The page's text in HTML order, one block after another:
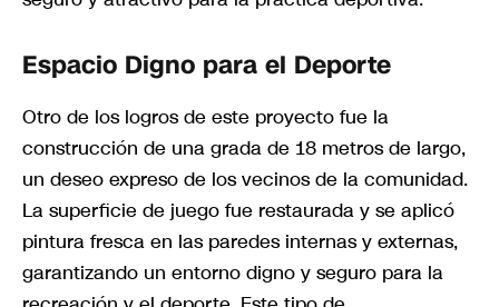
Espacio Digno para el Deporte
Otro de los logros de este proyecto fue la
construcción de una grada de 18 metros de largo,
un deseo expreso de los vecinos de la comunidad.
La superficie de juego fue restaurada y se aplicó
pintura fresca en las paredes internas y externas,
garantizando un entorno digno y seguro para la